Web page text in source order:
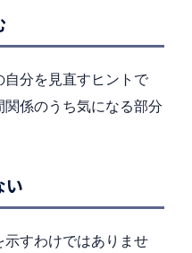
分を見直すヒントで
係のうち気になる部分
い
すわけではありませ